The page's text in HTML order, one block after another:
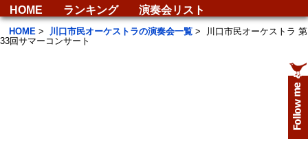
HOME ランキング 演奏会リスト
HOME > 川口市民オーケストラの演奏会一覧 >
川口市民オーケストラ 第
33回サマーコンサート